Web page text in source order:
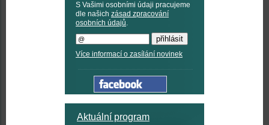
S Vašimi osobními údaji pracujeme
dle našich zásad zpracování
osobních údajů.
Více informací o zasílání novinek
Aktuální program